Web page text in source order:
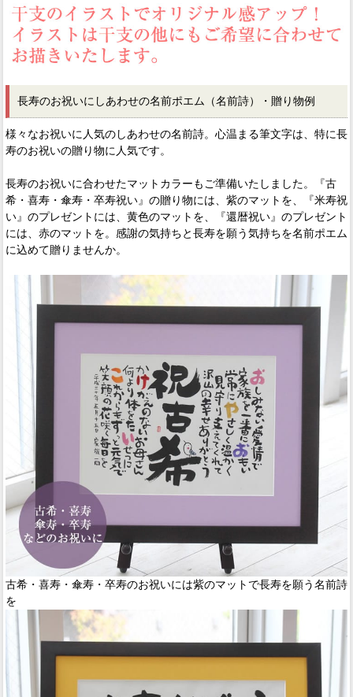
長寿のお祝いにしあわせの名前ポエム（名前詩）・贈り物例
様々なお祝いに人気のしあわせの名前詩。心温まる筆文字は、特に長
寿のお祝いの贈り物に人気です。
長寿のお祝いに合わせたマットカラーもご準備いたしました。『古
希・喜寿・傘寿・卒寿祝い』の贈り物には、紫のマットを、『米寿祝
い』のプレゼントには、黄色のマットを、『還暦祝い』のプレゼント
には、赤のマットを。感謝の気持ちと長寿を願う気持ちを名前ポエム
に込めて贈りませんか。
古希・喜寿・傘寿・卒寿のお祝いには紫のマットで長寿を願う名前詩
を